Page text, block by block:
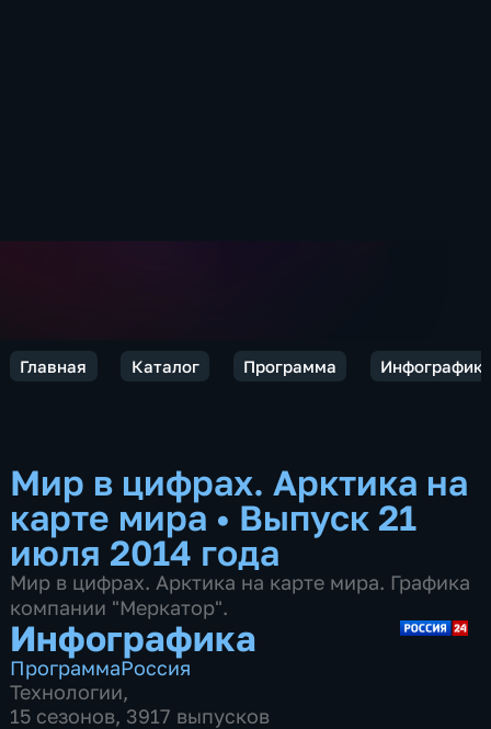
Главная Каталог Программа
Мир в цифрах. Арктика на
карте мира • Выпуск 21
июля 2014 года
Мир в цифрах. Арктика на карте мира. Графика
компании "Меркатор".
Инфографика
ПрограммаРоссия
Технологии,
15 сезонов, 3917 выпусков